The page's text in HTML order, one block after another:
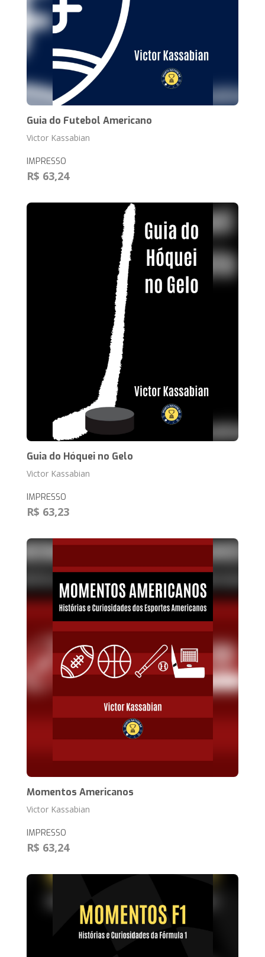
Guia do Futebol Americano
Victor Kassabian
IMPRESSO
R$ 63,24
Guia do Hóquei no Gelo
Victor Kassabian
IMPRESSO
R$ 63,23
Momentos Americanos
Victor Kassabian
IMPRESSO
R$ 63,24